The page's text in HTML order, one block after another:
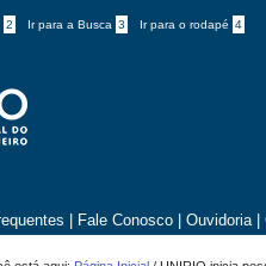
2 Ir para a Busca 3 Ir para o rodapé 4
Fale Conosco Ouvidoria